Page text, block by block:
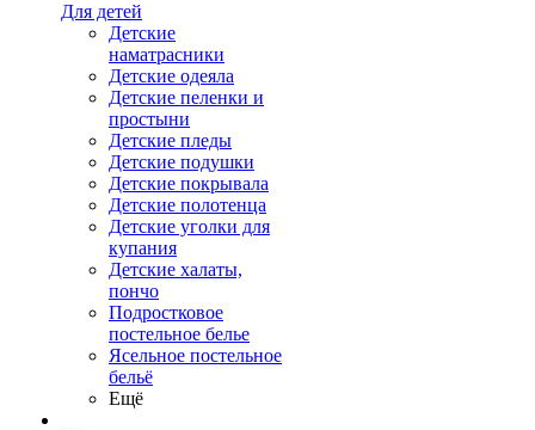
Для детей
Детские
наматрасники
Детские одеяла
Детские пеленки и
простыни
Детские пледы
Детские подушки
Детские покрывала
Детские полотенца
Детские уголки для
купания
Детские халаты,
пончо
Подростковое
постельное белье
Ясельное постельное
бельё
Ещё